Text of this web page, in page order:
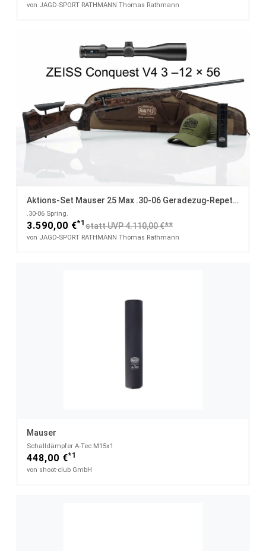
von JAGD-SPORT RATHMANN Thomas Rathmann
Aktions-Set Mauser 25 Max .30-06 Geradezug-Repetierer Mit ZEISS V4 3 - 12 X 56 + Schalldämpfer, Futteral & Cap
.30-06 Spring.
3.590,00 €*1 statt UVP 4.110,00 €**
von JAGD-SPORT RATHMANN Thomas Rathmann
Mauser
Schalldämpfer A-Tec M15x1
448,00 €*1
von shoot-club GmbH